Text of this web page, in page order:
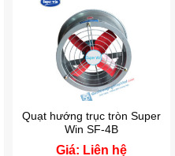
Quạt hướng trục tròn Super
Win SF-4B
Giá: Liên hệ